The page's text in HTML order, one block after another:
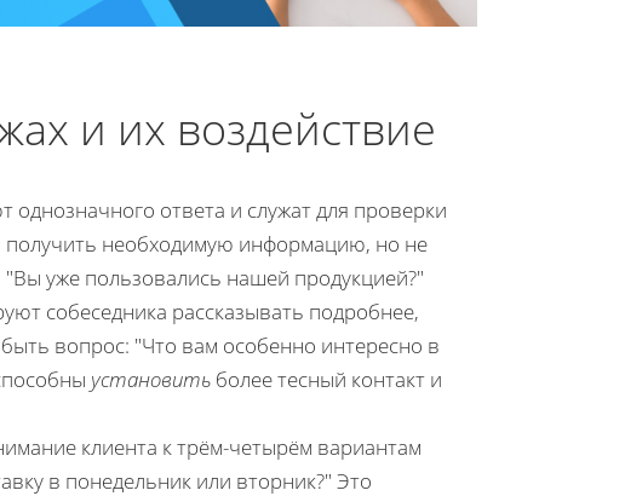
и их воздействие
однозначного ответа и служат для проверки
получить необходимую информацию, но не
уже пользовались нашей продукцией?"
собеседника рассказывать подробнее,
вопрос: "Что вам особенно интересно в
установить более тесный контакт и
клиента к трём-четырём вариантам
в понедельник или вторник?" Это